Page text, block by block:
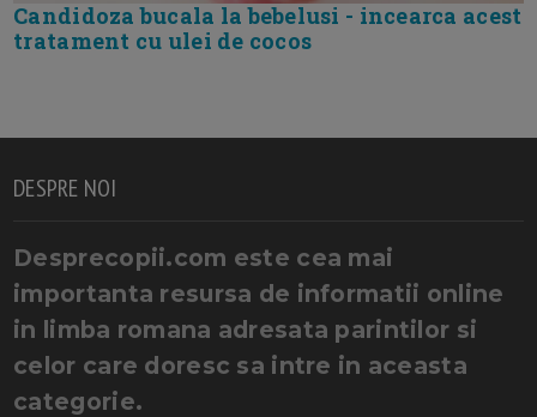
Candidoza bucala la bebelusi - incearca acest
tratament cu ulei de cocos
DESPRE NOI
Desprecopii.com este cea mai
importanta resursa de informatii online
in limba romana adresata parintilor si
celor care doresc sa intre in aceasta
categorie.